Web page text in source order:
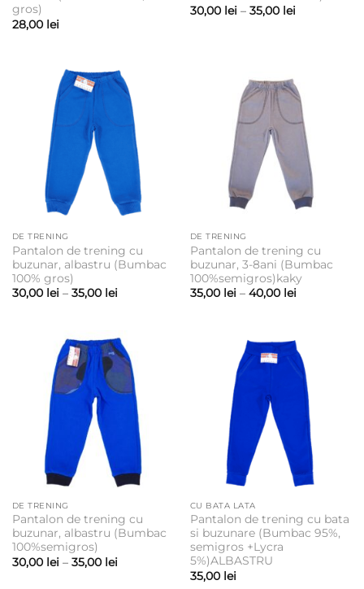
gros)
28,00 lei
30,00 lei – 35,00 leiInterval
DE TRENING
Pantalon de trening cu
buzunar, albastru (Bumbac
100% gros)
30,00 lei – 35,00 leiInterval
la
35,00 lei
DE TRENING
Pantalon de trening cu
buzunar, 3-8ani (Bumbac
100%semigros)kaky
35,00 lei – 40,00 leiInterval
la
40,00 lei
DE TRENING
Pantalon de trening cu
buzunar, albastru (Bumbac
100%semigros)
30,00 lei – 35,00 leiInterval
CU BATA LATA
Pantalon de trening cu bata
si buzunare (Bumbac 95%,
semigros +Lycra
5%)ALBASTRU
35,00 lei